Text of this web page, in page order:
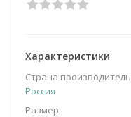
Характеристики
Страна производитель
Россия
Размер